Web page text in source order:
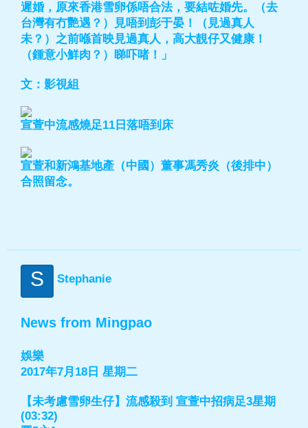
遲婚，原來香港雪卵係唔合法，要結咗婚先。（去
台灣有冇艷遇？）見唔到彭于晏！（見過真人
未？）之前喺首映見過真人，高大靚仔又健康！
（鍾意小鮮肉？）睇吓啫！」
文：影視組
宣萱中流感燒足11日落唔到床
宣萱和新鴻基地產（中國）董事馮秀炎（後排中）
合照留念。
S Stephanie
News from Mingpao
娛樂
2017年7月18日 星期二
【未考慮雪卵生仔】流感殺到 宣萱中招病足3星期
(03:32)